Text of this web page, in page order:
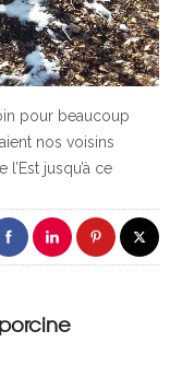
pour beaucoup
nos voisins
jusqu’à ce